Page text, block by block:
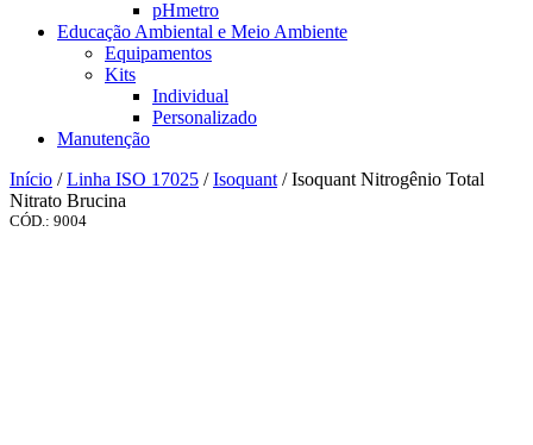
pHmetro
Educação Ambiental e Meio Ambiente
Equipamentos
Kits
Individual
Personalizado
Manutenção
Início /Linha ISO 17025 /Isoquant / Isoquant Nitrogênio Total
Nitrato Brucina
CÓD.: 9004